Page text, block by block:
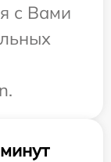
с Вами